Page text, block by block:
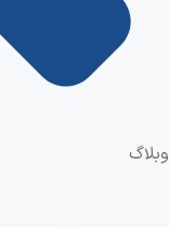
وبلاگ